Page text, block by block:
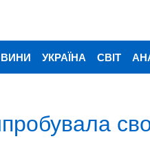
УКРАЇНА СВІТ